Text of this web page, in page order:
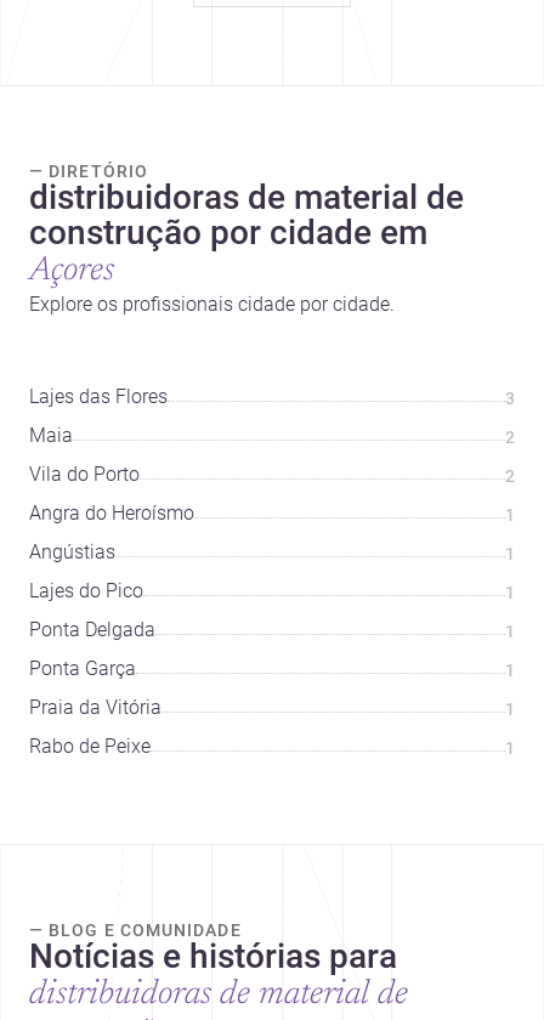
— DIRETÓRIO
distribuidoras de material de
construção por cidade em
Açores
Explore os profissionais cidade por cidade.
Lajes das Flores 3
Maia 2
Vila do Porto 2
Angra do Heroísmo 1
Angústias 1
Lajes do Pico 1
Ponta Delgada 1
Ponta Garça 1
Praia da Vitória 1
Rabo de Peixe 1
— BLOG E COMUNIDADE
Notícias e histórias para
distribuidoras de material de